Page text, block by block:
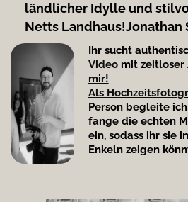
ländlicher Idylle und
Netts Landhaus!Jonathan
Ihr sucht
Videomit zeitloser
mir!
Als
Person begleite
fange die echten
ein, sodass ihr sie
Enkeln zeigen